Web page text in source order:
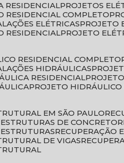
RESIDENCIAL
PROJETOS
RESIDENCIAL COMPLETO
ELÉTRICAS
RESIDENCIAL
PROJETO
RESIDENCIAL COMPLETO
HIDRÁULICAS
RESIDENCIAL
PROJETO
EM SÃO PAULO
ESTRUTURAS DE CONCRETO
RECUPERAÇÃO
DE VIGAS